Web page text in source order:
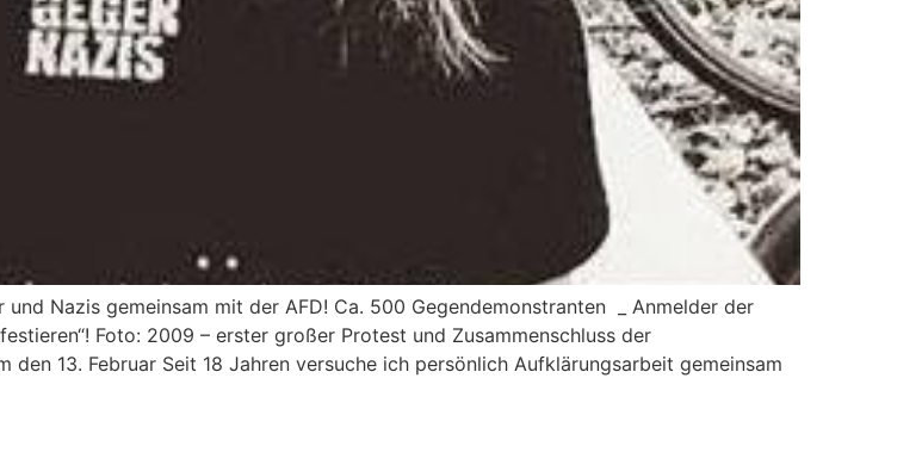
Nazis gemeinsam mit der AFD! Ca. 500 Gegendemonstranten _ Anmelder der
Foto: 2009 – erster großer Protest und Zusammenschluss der
13. Februar Seit 18 Jahren versuche ich persönlich Aufklärungsarbeit gemeinsam